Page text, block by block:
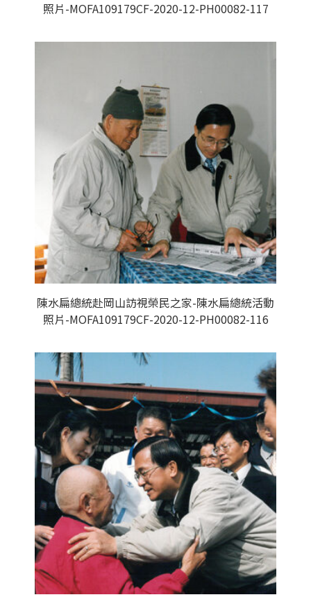
照片-MOFA109179CF-2020-12-PH00082-117
陳水扁總統赴岡山訪視榮民之家-陳水扁總統活動
照片-MOFA109179CF-2020-12-PH00082-116